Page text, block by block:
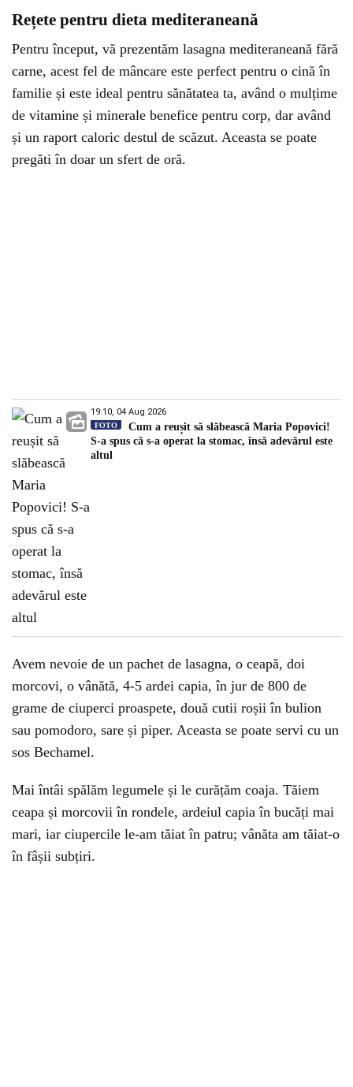
Rețete pentru dieta mediteraneană
Pentru început, vă prezentăm lasagna mediteraneană fără
carne, acest fel de mâncare este perfect pentru o cină în
familie și este ideal pentru sănătatea ta, având o mulțime
de vitamine și minerale benefice pentru corp, dar având
și un raport caloric destul de scăzut. Aceasta se poate
pregăti în doar un sfert de oră.
19:10, 04 Aug 2026
FOTO
Cum a reușit să slăbească Maria Popovici!
S-a spus că s-a operat la stomac, însă adevărul este
altul
Avem nevoie de un pachet de lasagna, o ceapă, doi
morcovi, o vânătă, 4-5 ardei capia, în jur de 800 de
grame de ciuperci proaspete, două cutii roșii în bulion
sau pomodoro, sare și piper. Aceasta se poate servi cu un
sos Bechamel.
Mai întâi spălăm legumele și le curățăm coaja. Tăiem
ceapa și morcovii în rondele, ardeiul capia în bucăți mai
mari, iar ciupercile le-am tăiat în patru; vânăta am tăiat-o
în fâșii subțiri.